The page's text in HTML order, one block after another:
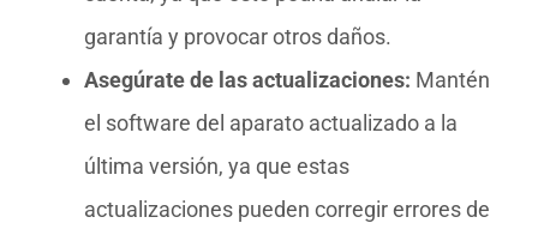
garantía y provocar otros daños.
Asegúrate de las actualizaciones: Mantén
el software del aparato actualizado a la
última versión, ya que estas
actualizaciones pueden corregir errores de